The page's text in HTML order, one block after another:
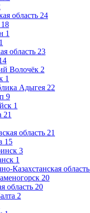
область 24
18
1
1
область 23
Волочёк 2
1
Адыгея 22
9
1
21
область 21
15
3
1
Казахстанская область
20
область 20
2